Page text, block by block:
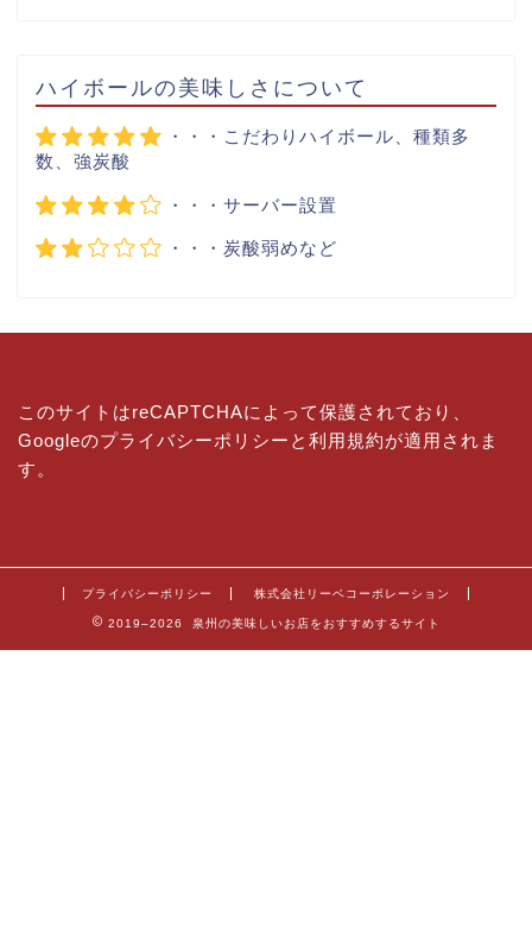
ハイボールの美味しさについて
・・・こだわりハイボール、種類多
数、強炭酸
・・・サーバー設置
・・・炭酸弱めなど
このサイトはreCAPTCHAによって保護されており、
Googleのプライバシーポリシー と 利用規約が適用されま
す。
プライバシーポリシー 株式会社リーベコーポレーション
2019–2026 泉州の美味しいお店をおすすめするサイト